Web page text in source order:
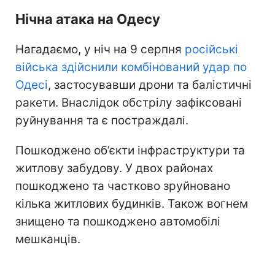
Нічна атака на Одесу
Нагадаємо, у ніч на 9 серпня російські
війська здійснили комбінований удар по
Одесі, застосувавши дрони та балістичні
ракети. Внаслідок обстрілу зафіксовані
руйнування та є постраждалі.
Пошкоджено об’єкти інфраструктури та
житлову забудову. У двох районах
пошкоджено та частково зруйновано
кілька житлових будинків. Також вогнем
знищено та пошкоджено автомобілі
мешканців.